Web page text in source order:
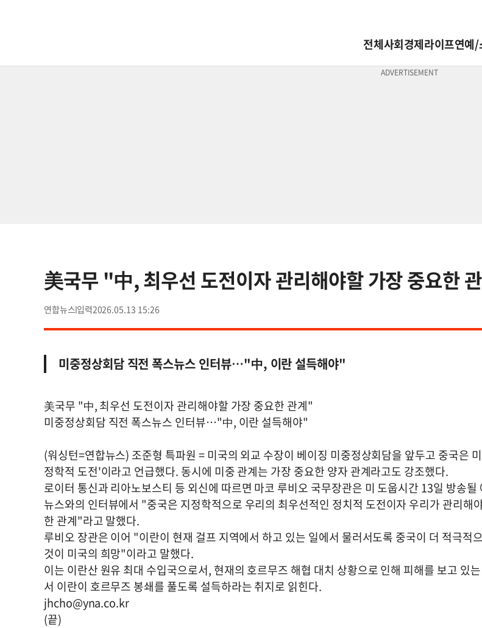
전체사회경제라이프연예/
美국무 "中, 최우선 도전이자 관리해야할 가장 중요한
연합뉴스 2026.05.13 15:26
미중정상회담 직전 폭스뉴스 인터뷰…"中, 이란 설득해야"
美국무 "中, 최우선 도전이자 관리해야할 가장 중요한 관계"
미중정상회담 직전 폭스뉴스 인터뷰…"中, 이란 설득해야"
(워싱턴=연합뉴스) 조준형 특파원 = 미국의 외교 수장이 베이징 미중정상회담을 앞두고 중국은
정학적 도전'이라고 언급했다. 동시에 미중 관계는 가장 중요한 양자 관계라고도 강조했다.
로이터 통신과 리아노보스티 등 외신에 따르면 마코 루비오 국무장관은 미 도웁시간 13일 방송될
뉴스와의 인터뷰에서 "중국은 지정학적으로 우리의 최우선적인 정치적 도전이자 우리가 관리해
한 관계"라고 말했다.
루비오 장관은 이어 "이란이 현재 걸프 지역에서 하고 있는 일에서 물러서도록 중국이 더 적극적
것이 미국의 희망"이라고 말했다.
이는 이란산 원유 최대 수입국으로서, 현재의 호르무즈 해협 대치 상황으로 인해 피해를 보고 있
서 이란이 호르무즈 봉쇄를 풀도록 설득하라는 취지로 읽힌다.
jhcho@yna.co.kr
(끝)